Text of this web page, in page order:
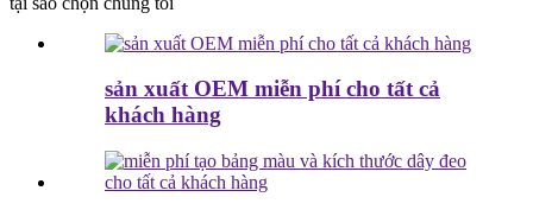
sản xuất OEM miễn phí cho tất cả
khách hàng